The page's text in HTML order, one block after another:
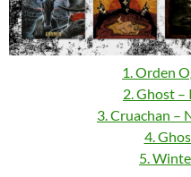
1. Orden
2. Ghost –
3. Cruachan –
4.
5.